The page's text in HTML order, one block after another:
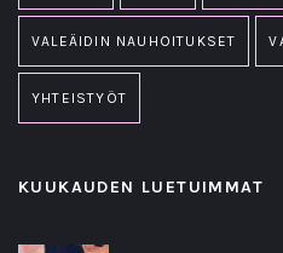
VALEÄIDIN NAUHOITUKSET
YHTEISTYÖT
KUUKAUDEN LUETUIMMAT